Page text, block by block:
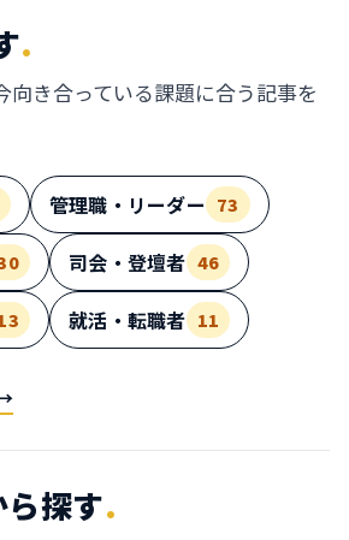
.
向き合っている課題に合う記事を
管理職・リーダー 73
司会・登壇者 46
就活・転職者 11
探す.